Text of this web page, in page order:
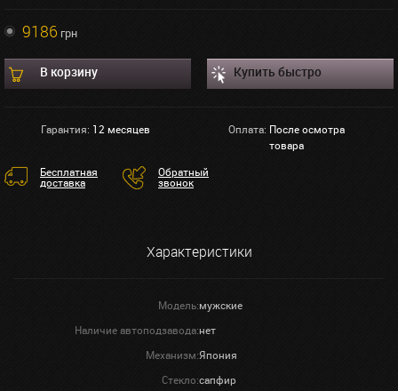
9186 грн
В корзину Купить быстро
Гарантия: 12 месяцев Оплата: После осмотра
товара
Бесплатная
доставка
Обратный
звонок
Характеристики
Модель:мужские
Наличие автоподзавода:нет
Механизм:Япония
Стекло:сапфир